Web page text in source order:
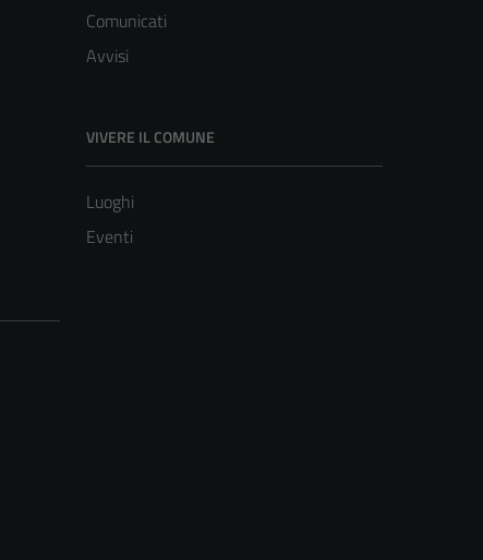
Comunicati
Avvisi
VIVERE IL COMUNE
Luoghi
Eventi